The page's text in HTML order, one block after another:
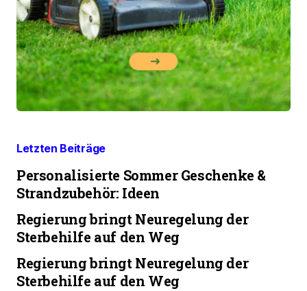
Letzten Beiträge
Personalisierte Sommer Geschenke &
Strandzubehör: Ideen
Regierung bringt Neuregelung der
Sterbehilfe auf den Weg
Regierung bringt Neuregelung der
Sterbehilfe auf den Weg